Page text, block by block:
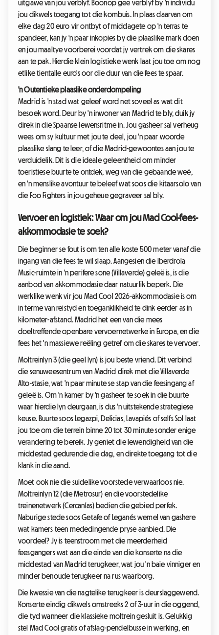
uitgawe van jou verblyf. Boonop gee verblyf by 'n individu
jou dikwels toegang tot die kombuis. In plaas daarvan om
elke dag 20 euro vir ontbyt of middagete op 'n terras te
spandeer, kan jy 'n paar inkopies by die plaaslike mark doen
en jou maaltye voorberei voordat jy vertrek om die skares
aan te pak. Hierdie klein logistieke wenk laat jou toe om nog
etlike tientalle euro's oor die duur van die fees te spaar.
'n Outentieke plaaslike onderdompeling
Madrid is 'n stad wat geleef word net soveel as wat dit
besoek word. Deur by 'n inwoner van Madrid te bly, duik jy
direk in die Spaanse lewensritme in. Jou gasheer sal verheug
wees om sy kultuur met jou te deel, jou 'n paar woorde
plaaslike slang te leer, of die Madrid-gewoontes aan jou te
verduidelik. Dit is die ideale geleentheid om minder
toeristiese buurte te ontdek, weg van die gebaande weë,
en 'n menslike avontuur te beleef wat soos die kitaarsolo van
die Foo Fighters in jou geheue gegraveer sal bly.
Vervoer en logistiek: Waar om jou Mad Cool-fees-
akkommodasie te soek?
Die beginner se fout is om ten alle koste 500 meter vanaf die
ingang van die fees te wil slaap. Aangesien die Iberdrola
Music-ruimte in 'n perifere sone (Villaverde) geleë is, is die
aanbod van akkommodasie daar natuurlik beperk. Die
werklike wenk vir jou Mad Cool 2026-akkommodasie is om
in terme van reistyd en toeganklikheid te dink eerder as in
kilometer-afstand. Madrid het een van die mees
doeltreffende openbare vervoernetwerke in Europa, en die
fees het 'n massiewe reëling getref om die skares te vervoer.
Moltreinlyn 3 (die geel lyn) is jou beste vriend. Dit verbind
die senuweesentrum van Madrid direk met die Villaverde
Alto-stasie, wat 'n paar minute se stap van die feesingang af
geleë is. Om 'n kamer by 'n gasheer te soek in die buurte
waar hierdie lyn deurgaan, is dus 'n uitstekende strategiese
keuse. Buurte soos Legazpi, Delicias, Lavapiés of selfs Sol laat
jou toe om die terrein binne 20 tot 30 minute sonder enige
verandering te bereik. Jy geniet die lewendigheid van die
middestad gedurende die dag, en direkte toegang tot die
klank in die aand.
Moet ook nie die suidelike voorstede verwaarloos nie.
Moltreinlyn 12 (die Metrosur) en die voorstedelike
treinenetwerk (Cercanías) bedien die gebied perfek.
Naburige stede soos Getafe of Leganés wemel van gashere
wat kamers teen mededingende pryse aanbied. Die
voordeel? Jy is teenstroom met die meerderheid
feesgangers wat aan die einde van die konserte na die
middestad van Madrid terugkeer, wat jou 'n baie vinniger en
minder benoude terugkeer na rus waarborg.
Die kwessie van die nagtelike terugkeer is deurslaggewend.
Konserte eindig dikwels omstreeks 2 of 3-uur in die oggend,
die tyd wanneer die klassieke moltrein gesluit is. Gelukkig
stel Mad Cool gratis of afslag-pendelbusse in werking, en